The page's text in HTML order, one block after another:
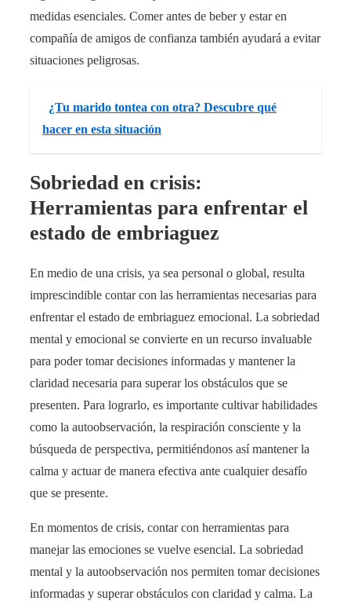
medidas esenciales. Comer antes de beber y estar en
compañía de amigos de confianza también ayudará a evitar
situaciones peligrosas.
¿Tu marido tontea con otra? Descubre qué
hacer en esta situación
Sobriedad en crisis:
Herramientas para enfrentar el
estado de embriaguez
En medio de una crisis, ya sea personal o global, resulta
imprescindible contar con las herramientas necesarias para
enfrentar el estado de embriaguez emocional. La sobriedad
mental y emocional se convierte en un recurso invaluable
para poder tomar decisiones informadas y mantener la
claridad necesaria para superar los obstáculos que se
presenten. Para lograrlo, es importante cultivar habilidades
como la autoobservación, la respiración consciente y la
búsqueda de perspectiva, permitiéndonos así mantener la
calma y actuar de manera efectiva ante cualquier desafío
que se presente.
En momentos de crisis, contar con herramientas para
manejar las emociones se vuelve esencial. La sobriedad
mental y la autoobservación nos permiten tomar decisiones
informadas y superar obstáculos con claridad y calma. La